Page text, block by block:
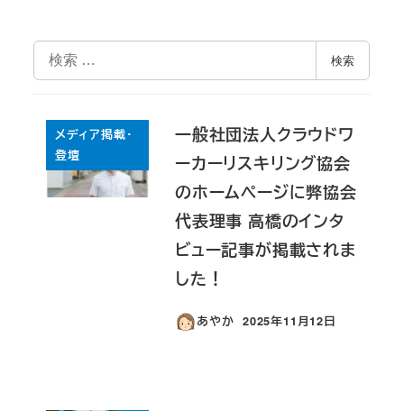
索
検索
メディア掲載・
登壇
一般社団法人クラウドワ
ーカーリスキリング協会
のホームページに弊協会
代表理事 高橋のインタ
ビュー記事が掲載されま
した！
あやか
投稿日
2025年11月12日